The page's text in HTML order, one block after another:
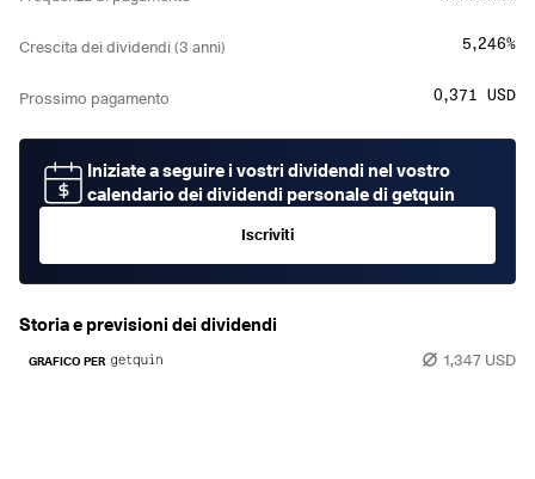
Crescita dei dividendi (3 anni) 5,246%
Prossimo pagamento 0,371 USD
Iniziate a seguire i vostri dividendi nel vostro
calendario dei dividendi personale di getquin
Iscriviti
Storia e previsioni dei dividendi
1,347 USD
GRAFICO PER